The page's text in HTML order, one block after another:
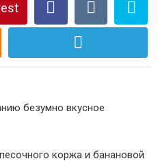
безумно вкусное
коржа и банановой